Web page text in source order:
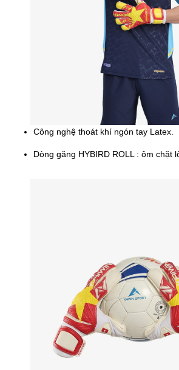
Công nghệ thoát khí ngón tay Latex.
Dòng găng HYBIRD ROLL : ôm chặt